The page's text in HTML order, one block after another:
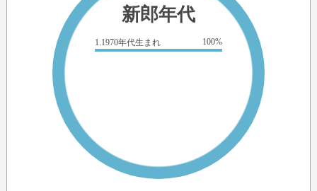
新郎年代
1.1970年代生まれ 100%